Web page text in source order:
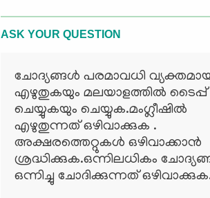
ASK YOUR QUESTION
ചോദ്യങ്ങള്‍ പരമാവധി
എഴുതുകയും മലയാളത്തില്‍ ടൈപ്പ്
ചെയ്യുകയും ചെയ്യുക.മംഗ്ലീഷില്‍
എഴുതുന്നത് ഒഴിവാക്കുക .
അക്ഷരത്തെറ്റുകള്‍ ഒഴിവാക്കാന്‍
ശ്രദ്ധിക്കുക.ഒന്നിലധികം
ഒന്നിച്ചു ചോദിക്കുന്നത്